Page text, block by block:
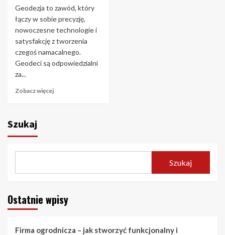
Geodezja to zawód, który
łączy w sobie precyzję,
nowoczesne technologie i
satysfakcję z tworzenia
czegoś namacalnego.
Geodeci są odpowiedzialni
za...
Zobacz więcej
Szukaj
Szukaj
Ostatnie wpisy
Firma ogrodnicza – jak stworzyć funkcjonalny i